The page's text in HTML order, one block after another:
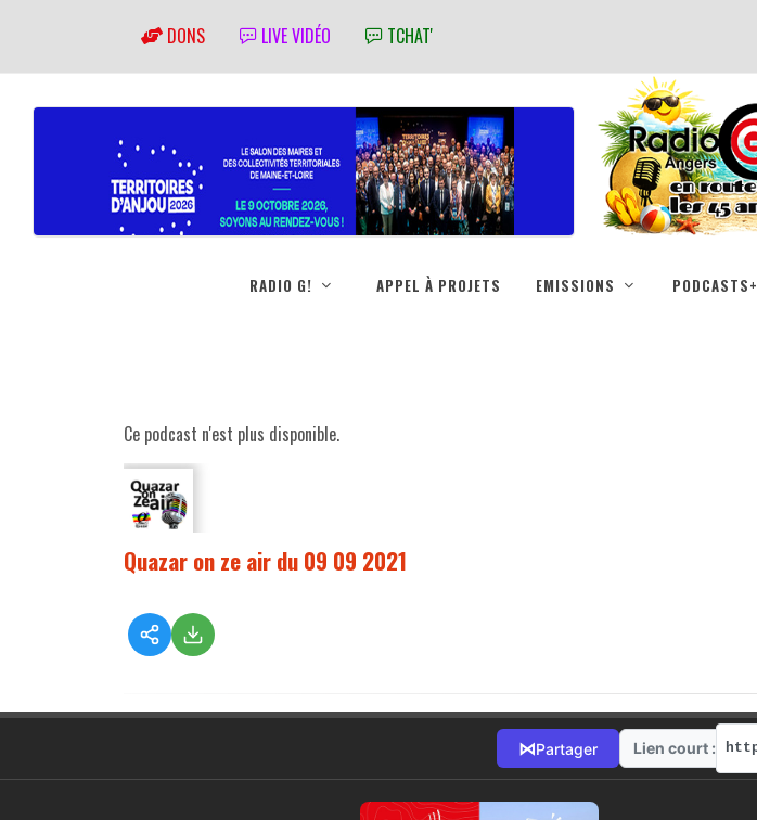
DONS LIVE VIDÉO TCHAT'
RADIO G! APPEL À PROJETS EMISSIONS PODCASTS+
Ce podcast n'est plus disponible.
Quazar on ze air du 09 09 2021
⋈Partager Lien court :